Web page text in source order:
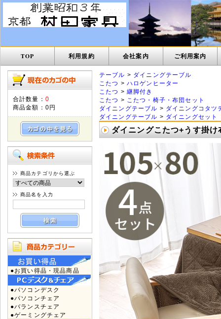
TOP 利用規約 会社案内 ご利用案内
合計数量： 0
商品金額： 0円
商品カテゴリから選ぶ
商品名を入力
●お買い得品・現品商品
●パソコンデスク
●パソコンチェア
●バランスチェア
●ゲーミングチェア
テーブル > ダイニングテーブル
こたつ > ハロゲンヒーター
こたつ > 継脚付き
こたつ >
こたつ・椅子・布団セット
ダイニングテーブル > ダイニングコタツ
ダイニングテーブル > ダイニングセット
ダイニングこたつ+うす掛